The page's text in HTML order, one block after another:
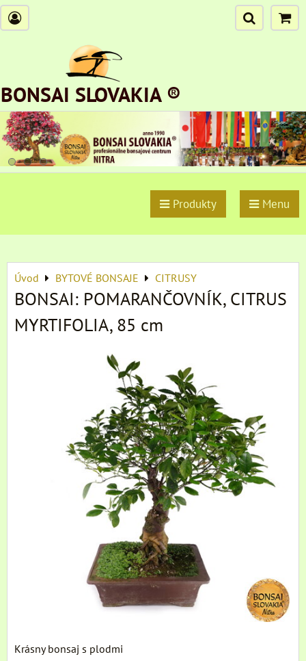
BONSAI SLOVAKIA ®
Produkty Menu
Úvod BYTOVÉ BONSAJE CITRUSY
BONSAI: POMARANČOVNÍK, CITRUS
MYRTIFOLIA, 85 cm
Krásny bonsaj s plodmi